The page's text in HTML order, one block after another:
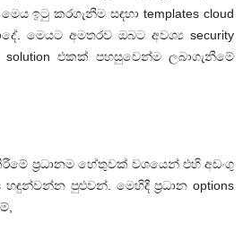
ඉටු කරගැනීම සඳහා templates cloud
මෙයට අමතරව ඔබට අවශ්‍ය security
solution එකක් පහසුවෙන්ම ලබාගැනීමේ
කිරීමේ ප්‍රධානම හේතුවක් වශයෙන් එහි අඩංගු
හඳුන්වන්න පුළුවන්. මෙහිදී ප්‍රධාන options